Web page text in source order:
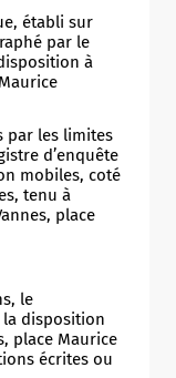
établi sur
par le
à
par les limites
d’enquête
mobiles, coté
tenu à
place
le
la disposition
place Maurice
écrites ou